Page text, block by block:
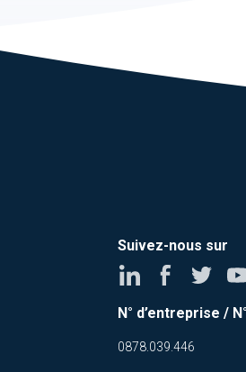
Suivez-nous sur
N° d’entreprise /
0878.039.446